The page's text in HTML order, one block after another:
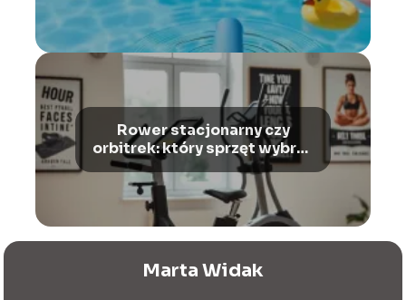
Rower stacjonarny czy
orbitrek: który sprzęt wybrać
dla siebie?
Marta Widak